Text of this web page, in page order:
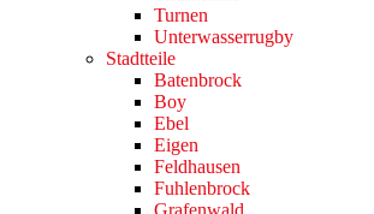
Turnen
Unterwasserrugby
Stadtteile
Batenbrock
Boy
Ebel
Eigen
Feldhausen
Fuhlenbrock
Grafenwald